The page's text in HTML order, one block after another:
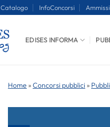
Catalogo InfoConcorsi
EDISES INFORMA
Home »Concorsi pubblici »